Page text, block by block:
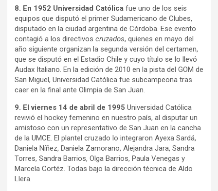
8. En 1952 Universidad Católica fue uno de los seis
equipos que disputó el primer Sudamericano de Clubes,
disputado en la ciudad argentina de Córdoba. Ese evento
contagió a los directivos cruzados, quienes en mayo del
año siguiente organizan la segunda versión del certamen,
que se disputó en el Estadio Chile y cuyo título se lo llevó
Audax Italiano. En la edición de 2010 en la pista del GOM de
San Miguel, Universidad Católica fue subcampeona tras
caer en la final ante Olimpia de San Juan.
9. El viernes 14 de abril de 1995 Universidad Católica
revivió el hockey femenino en nuestro país, al disputar un
amistoso con un representativo de San Juan en la cancha
de la UMCE. El plantel cruzado lo integraron Ayexa Sardá,
Daniela Níñez, Daniela Zamorano, Alejandra Jara, Sandra
Torres, Sandra Barrios, Olga Barrios, Paula Venegas y
Marcela Cortéz. Todas bajo la dirección técnica de Aldo
Llera.